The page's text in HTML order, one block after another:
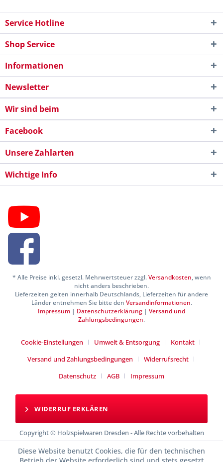
Service Hotline
Shop Service
Informationen
Newsletter
Wir sind beim
Facebook
Unsere Zahlarten
Wichtige Info
* Alle Preise inkl. gesetzl. Mehrwertsteuer zzgl.Versandkosten, wenn
nicht anders beschrieben.
Lieferzeiten gelten innerhalb Deutschlands, Lieferzeiten für andere
Länder entnehmen Sie bitte den Versandinformationen.
Impressum | Datenschutzerklärung | Versand und
Zahlungsbedingungen.
Cookie-Einstellungen Umwelt & Entsorgung
Kontakt
Versand und Zahlungsbedingungen
Widerrufsrecht
Datenschutz
AGB Impressum
WIDERRUF ERKLÄREN
Copyright © Holzspielwaren Dresden - Alle Rechte vorbehalten
Diese Website benutzt Cookies, die für den technischen